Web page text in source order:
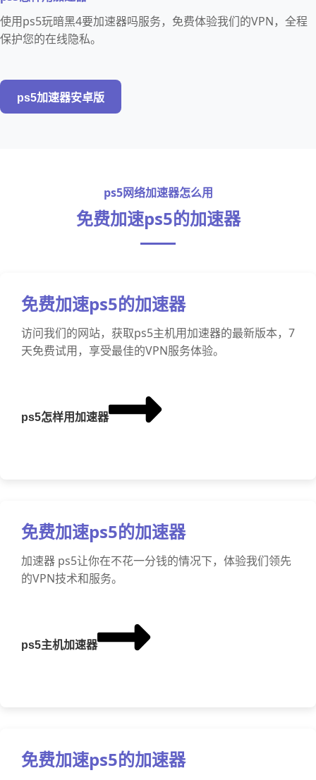
使用ps5玩暗黑4要加速器吗服务，免费体验我们的VPN，全程
保护您的在线隐私。
ps5加速器安卓版
ps5网络加速器怎么用
免费加速ps5的加速器
免费加速ps5的加速器
访问我们的网站，获取ps5主机用加速器的最新版本，7
天免费试用，享受最佳的VPN服务体验。
ps5怎样用加速器
免费加速ps5的加速器
加速器 ps5让你在不花一分钱的情况下，体验我们领先
的VPN技术和服务。
ps5主机加速器
免费加速ps5的加速器